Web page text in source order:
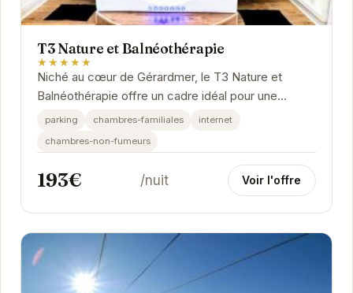
T3 Nature et Balnéothérapie
★★★★★
Niché au cœur de Gérardmer, le T3 Nature et
Balnéothérapie offre un cadre idéal pour une
escapade ressourçante. Appréciez le confort de
parking chambres-familiales
internet
chambres-non-fumeurs
193€ /nuit Voir l'offre